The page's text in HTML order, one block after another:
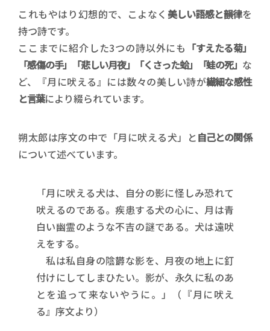
これもやはり幻想的で、こよなく 美しい語感と韻律を
持つ詩です。
ここまでに紹介した3つの詩以外にも 「すえたる菊」
「感傷の手」「悲しい月夜」「くさった蛤」「蛙の死」 な
ど、『月に吠える』には数々の美しい詩が繊細な感性
と言葉により綴られています。
朔太郎は序文の中で「月に吠える犬」と自己との関係
について述べています。
「月に吠える犬は、自分の影に怪しみ恐れて
吠えるのである。疾患する犬の心に、月は青
白い幽霊のような不吉の謎である。犬は遠吠
えをする。
私は私自身の陰欝な影を、月夜の地上に釘
付けにしてしまひたい。影が、永久に私のあ
とを追って来ないやうに。」（『月に吠え
る』序文より）